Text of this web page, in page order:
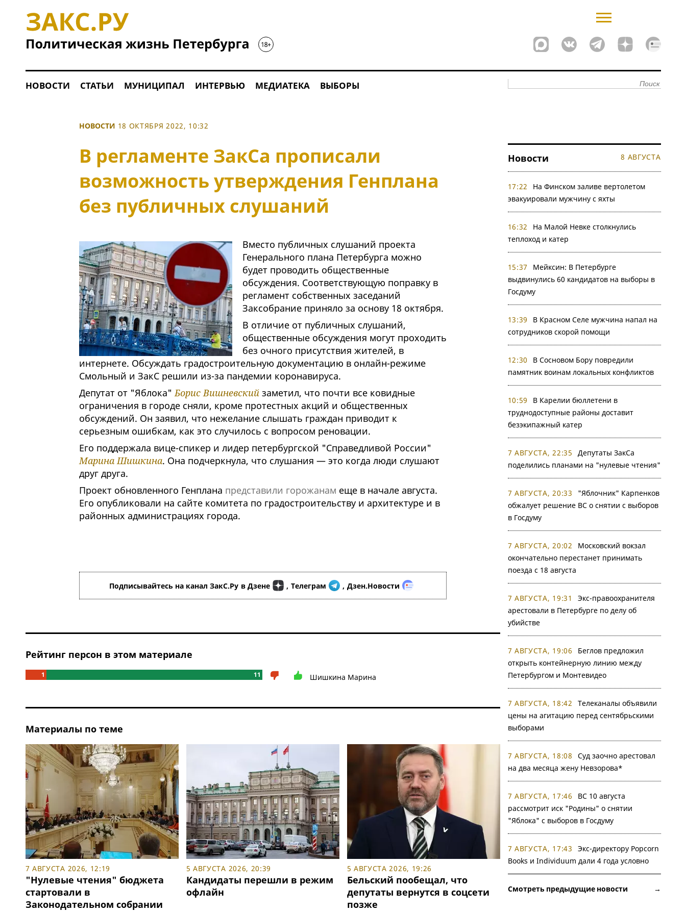
НОВОСТИ СТАТЬИ МУНИЦИПАЛ ИНТЕРВЬЮ МЕДИАТЕКА ВЫБОРЫ
НОВОСТИ 18 ОКТЯБРЯ 2022, 10:32
В регламенте ЗакСа прописали
возможность утверждения Генплана
без публичных слушаний
Вместо публичных слушаний проекта
Генерального плана Петербурга можно
будет проводить общественные
обсуждения. Соответствующую поправку в
регламент собственных заседаний
Заксобрание приняло за основу 18 октября.
В отличие от публичных слушаний,
общественные обсуждения могут проходить
без очного присутствия жителей, в
интернете. Обсуждать градостроительную документацию в онлайн-режиме
Смольный и ЗакС решили из-за пандемии коронавируса.
Депутат от "Яблока"Борис Вишневскийзаметил, что почти все ковидные
ограничения в городе сняли, кроме протестных акций и общественных
обсуждений. Он заявил, что нежелание слышать граждан приводит к
серьезным ошибкам, как это случилось с вопросом реновации.
Его поддержала вице-спикер и лидер петербургской "Справедливой России"
Марина Шишкина. Она подчеркнула, что слушания — это когда люди слушают
друг друга.
Проект обновленного Генплана представили горожанам еще в начале августа.
Его опубликовали на сайте комитета по градостроительству и архитектуре и в
районных администрациях города.
Подписывайтесь на канал ЗакС.Ру в Дзене , Телеграм , Дзен.Новости
Рейтинг персон в этом материале
1 11 Шишкина Марина
Материалы по теме
7 АВГУСТА 2026, 12:19
"Нулевые чтения" бюджета
стартовали в
Законодательном собрании
5 АВГУСТА 2026, 20:39
Кандидаты перешли в режим
офлайн
5 АВГУСТА 2026, 19:26
Бельский пообещал, что
депутаты вернутся в соцсети
позже
Новости 8 АВГУСТА
17:22
На Финском заливе вертолетом
эвакуировали мужчину с яхты
16:32
На Малой Невке столкнулись
теплоход и катер
15:37
Мейксин: В Петербурге
выдвинулись 60 кандидатов на выборы в
Госдуму
13:39
В Красном Селе мужчина напал на
сотрудников скорой помощи
12:30
В Сосновом Бору повредили
памятник воинам локальных конфликтов
10:59
В Карелии бюллетени в
труднодоступные районы доставит
безэкипажный катер
7 АВГУСТА, 22:35
Депутаты ЗакСа
поделились планами на "нулевые чтения"
7 АВГУСТА, 20:33
"Яблочник" Карпенков
обжалует решение ВС о снятии с выборов
в Госдуму
7 АВГУСТА, 20:02
Московский вокзал
окончательно перестанет принимать
поезда с 18 августа
7 АВГУСТА, 19:31
Экс-правоохранителя
арестовали в Петербурге по делу об
убийстве
7 АВГУСТА, 19:06
Беглов предложил
открыть контейнерную линию между
Петербургом и Монтевидео
7 АВГУСТА, 18:42
Телеканалы объявили
цены на агитацию перед сентябрьскими
выборами
7 АВГУСТА, 18:08
Суд заочно арестовал
на два месяца жену Невзорова*
7 АВГУСТА, 17:46
ВС 10 августа
рассмотрит иск "Родины" о снятии
"Яблока" с выборов в Госдуму
7 АВГУСТА, 17:43
Экс-директору Popcorn
Books и Individuum дали 4 года условно
Смотреть предыдущие новости →